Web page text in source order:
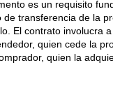
es un requisito
de transferencia de la
El contrato involucra
quien cede la
quien la